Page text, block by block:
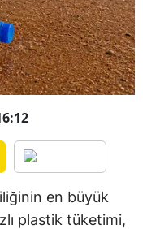
en büyük
plastik tüketimi,